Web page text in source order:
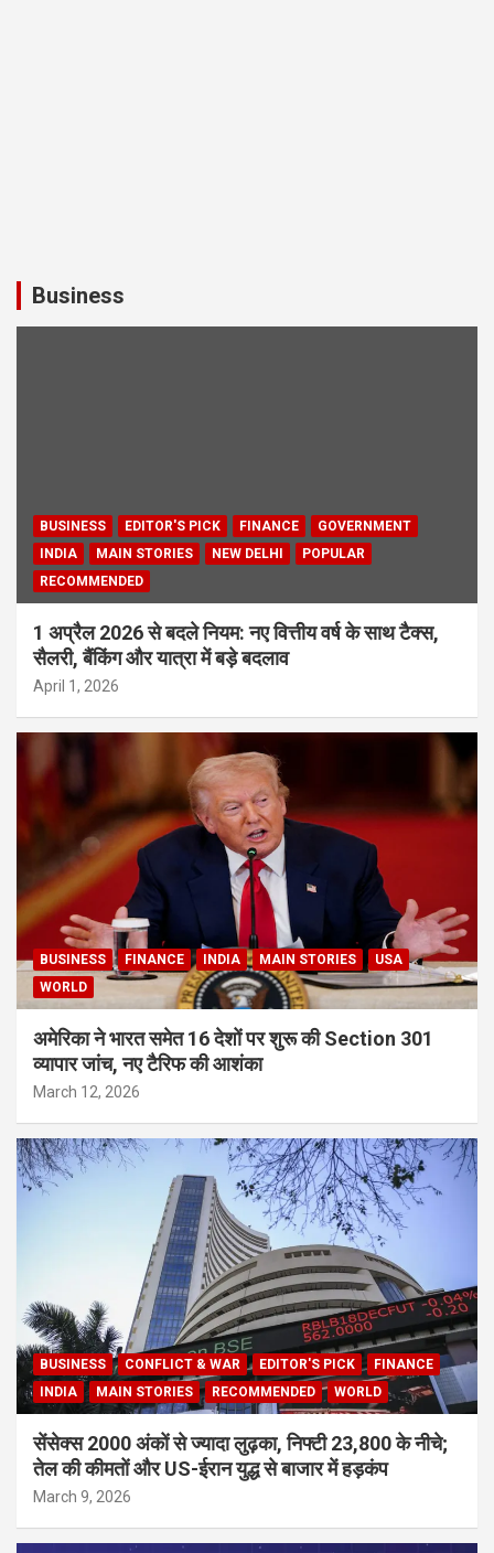
Business
BUSINESS EDITOR'S PICK FINANCE
GOVERNMENT
INDIA
MAIN STORIES NEW DELHI
POPULAR
RECOMMENDED
1 अप्रैल 2026 से बदले नियम: नए वित्तीय वर्ष के साथ टैक्स,
सैलरी, बैंकिंग और यात्रा में बड़े बदलाव
April 1, 2026
BUSINESS FINANCE INDIA MAIN STORIES
USA
WORLD
अमेरिका ने भारत समेत 16 देशों पर शुरू की Section 301
व्यापार जांच, नए टैरिफ की आशंका
March 12, 2026
BUSINESS CONFLICT & WAR EDITOR'S PICK
FINANCE
INDIA
MAIN STORIES RECOMMENDED WORLD
सेंसेक्स 2000 अंकों से ज्यादा लुढ़का, निफ्टी 23,800 के नीचे;
तेल की कीमतों और US-ईरान युद्ध से बाजार में हड़कंप
March 9, 2026